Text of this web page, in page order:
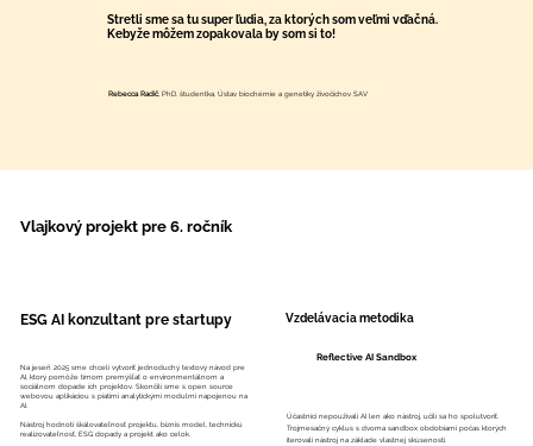
Stretli sme sa tu super ľudia, za ktorých som veľmi vďačná.
Kebyže môžem zopakovala by som si to!
Rebecca Radič, PhD. študentka, Ústav biochémie a genetiky živočíchov SAV
Vlajkový projekt pre 6. ročník
ESG AI konzultant pre startupy
Na jeseň 2025 sme chceli vytvoriť jednoduchý textový návod pre
AI, ktorý pomôže tímom premýšľať o environmentálnom a
sociálnom dopade ich projektov. Skončili sme s open source
webovou aplikáciou s piatimi analytickými modulmi napojenou na
AI.
Nástroj hodnotí škálovateľnosť projektu, biznis model, technickú
realizovateľnosť, ESG dopady a projekt ako celok.
Vzdelávacia metodika
Reflective AI Sandbox
Účastníci nepoužívali AI len ako nástroj, učili sa ho spolutvoriť.
Trojmesačný cyklus s dvoma sandbox obdobiami počas ktorých
iterovali nástroj na základe vlastnej skúsenosti.